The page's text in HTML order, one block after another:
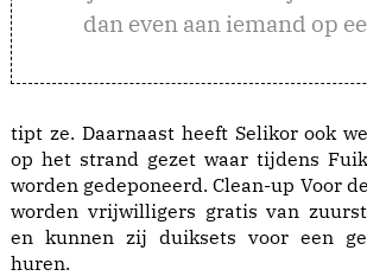
dan even aan iemand op
tipt ze. Daarnaast heeft Selikor ook
op het strand gezet waar tijdens
worden gedeponeerd. Clean-up Voor
worden vrijwilligers gratis van
en kunnen zij duiksets voor een
huren.